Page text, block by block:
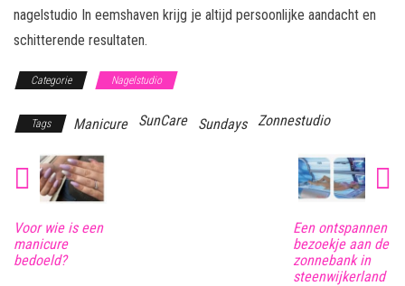
nagelstudio In eemshaven krijg je altijd persoonlijke aandacht en
schitterende resultaten.
Categorie Nagelstudio
Tags Manicure SunCare Sundays Zonnestudio
Voor wie is een
manicure
bedoeld?
Een ontspannen
bezoekje aan de
zonnebank in
steenwijkerland